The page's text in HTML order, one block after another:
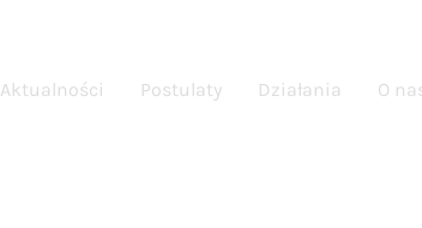
Aktualności Postulaty Działania O